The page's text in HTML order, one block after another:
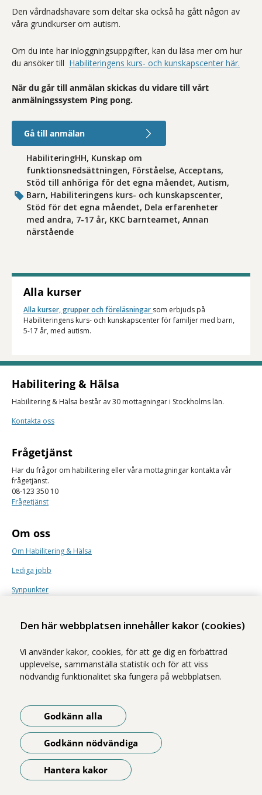
Den här webbplatsen innehåller kakor (cookies)
Vi använder kakor, cookies, för att ge dig en förbättrad
upplevelse, sammanställa statistik och för att viss
nödvändig funktionalitet ska fungera på webbplatsen.
Godkänn alla
Godkänn nödvändiga
Hantera kakor
Den vårdnadshavare som deltar ska också ha gått någon av
våra grundkurser om autism.
Om du inte har inloggningsuppgifter, kan du läsa mer om hur
du ansöker till Habiliteringens kurs- och kunskapscenter här.
När du går till anmälan skickas du vidare till vårt
anmälningssystem Ping pong.
Gå till anmälan
HabiliteringHH, Kunskap om
funktionsnedsättningen, Förståelse, Acceptans,
Stöd till anhöriga för det egna måendet, Autism,
Barn, Habiliteringens kurs- och kunskapscenter,
Stöd för det egna måendet, Dela erfarenheter
med andra, 7-17 år, KKC barnteamet, Annan
närstående
Alla kurser
Alla kurser, grupper och föreläsningar som erbjuds på
Habiliteringens kurs- och kunskapscenter för familjer med barn,
5-17 år, med autism.
Habilitering & Hälsa
Habilitering & Hälsa består av 30 mottagningar i Stockholms län.
Kontakta oss
Frågetjänst
Har du frågor om habilitering eller våra mottagningar kontakta vår
frågetjänst.
08-123 350 10
Frågetjänst
Om oss
Om Habilitering & Hälsa
Lediga jobb
Synpunkter
Samtliga bilder på webbplatsen är tagna av fotograf Yanan Li om inget
annat namn anges.
Om webbplatsen
Tillgänglighetsredogörelse